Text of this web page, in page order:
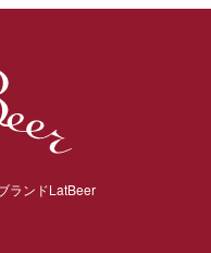
ランドLatBeer